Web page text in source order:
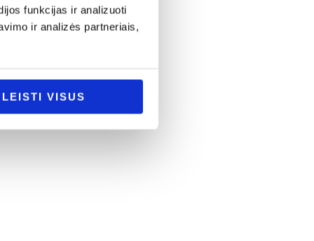
funkcijas ir analizuoti
ir analizės partneriais,
LEISTI VISUS